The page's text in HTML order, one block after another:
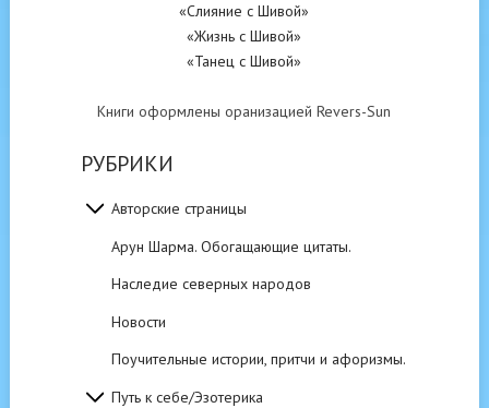
«Слияние с Шивой»
«Жизнь с Шивой»
«Танец с Шивой»
Книги оформлены оранизацией Revers-Sun
РУБРИКИ
Авторские страницы
Арун Шарма. Обогащающие цитаты.
Наследие северных народов
Новости
Поучительные истории, притчи и афоризмы.
Путь к себе/Эзотерика